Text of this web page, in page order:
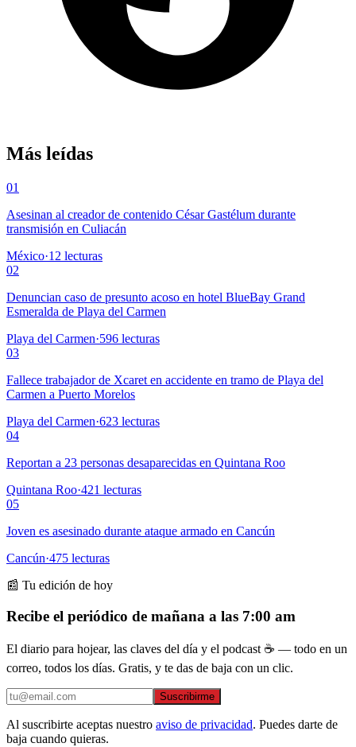
Más leídas
01
Asesinan al creador de contenido César Gastélum durante
transmisión en Culiacán
México·12 lecturas
02
Denuncian caso de presunto acoso en hotel BlueBay Grand
Esmeralda de Playa del Carmen
Playa del Carmen·596 lecturas
03
Fallece trabajador de Xcaret en accidente en tramo de Playa del
Carmen a Puerto Morelos
Playa del Carmen·623 lecturas
04
Reportan a 23 personas desaparecidas en Quintana Roo
Quintana Roo·421 lecturas
05
Joven es asesinado durante ataque armado en Cancún
Cancún·475 lecturas
📰 Tu edición de hoy
Recibe el periódico de mañana a las 7:00 am
El diario para hojear, las claves del día y el podcast ☕ — todo en un
correo, todos los días. Gratis, y te das de baja con un clic.
Suscribirme
Al suscribirte aceptas nuestro aviso de privacidad. Puedes darte de
baja cuando quieras.